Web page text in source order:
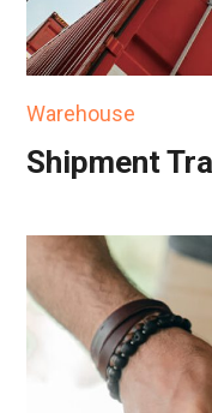
Warehouse
Shipment